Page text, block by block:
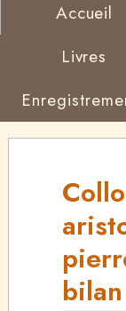
Accueil
Livres
bilan